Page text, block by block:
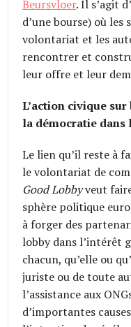
Beursvloer. Il s’agit
d’une bourse) où les
volontariat et les
rencontrer et
leur offre et leur
L’action civique sur
la démocratie dans
Le lien qu’il reste à
le volontariat de
Good Lobbyveut
sphère politique
à forger des
lobby dans l’intérêt
chacun, qu’elle ou
juriste ou de toute
l’assistance aux
d’importantes